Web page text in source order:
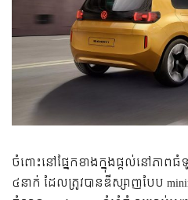
ចំពោះនៅផ្នែកខាងក្នុងផ្តល់នៅភា
៤នាក់ ដែលត្រូវបានឌីស្សាញបែប